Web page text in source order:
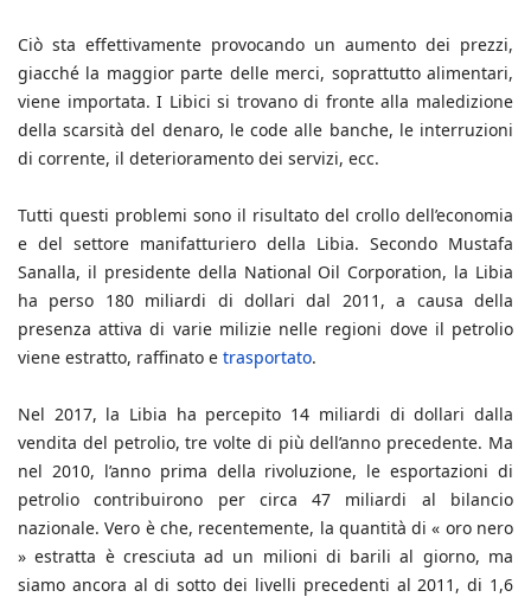
Ciò sta effettivamente provocando un aumento dei prezzi,
giacché la maggior parte delle merci, soprattutto alimentari,
viene importata. I Libici si trovano di fronte alla maledizione
della scarsità del denaro, le code alle banche, le interruzioni
di corrente, il deterioramento dei servizi, ecc.
Tutti questi problemi sono il risultato del crollo dell’economia
e del settore manifatturiero della Libia. Secondo Mustafa
Sanalla, il presidente della National Oil Corporation, la Libia
ha perso 180 miliardi di dollari dal 2011, a causa della
presenza attiva di varie milizie nelle regioni dove il petrolio
viene estratto, raffinato e trasportato.
Nel 2017, la Libia ha percepito 14 miliardi di dollari dalla
vendita del petrolio, tre volte di più dell’anno precedente. Ma
nel 2010, l’anno prima della rivoluzione, le esportazioni di
petrolio contribuirono per circa 47 miliardi al bilancio
nazionale. Vero è che, recentemente, la quantità di « oro nero
» estratta è cresciuta ad un milioni di barili al giorno, ma
siamo ancora al di sotto dei livelli precedenti al 2011, di 1,6